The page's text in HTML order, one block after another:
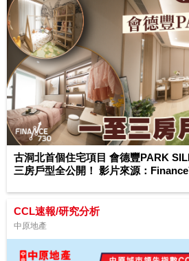
古洞北首個住宅項目 會德豐PARK
三房戶型全公開！ 影片來源：
CCL速報/研究分析
中原地產